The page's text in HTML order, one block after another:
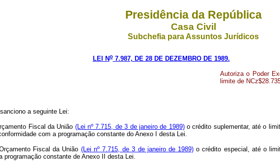
Presidência da República
Casa Civil
Subchefia para Assuntos Jurídicos
LEI No7.987, DE 28 DE DEZEMBRO DE 1989.
Autoriza o Poder
limite de
a seguinte Lei:
Fiscal da União (Lei nº 7.715, de 3 de janeiro de 1989)o crédito suplementar, até o
com a programação constante do Anexo I desta Lei.
Fiscal da União (Lei nº 7.715, de 3 de janeiro de 1989) o crédito especial, até o
constante de Anexo II desta Lei.